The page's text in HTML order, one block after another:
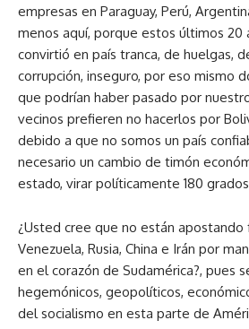
empresas en Paraguay, Perú,
menos aquí, porque estos últimos 20
convirtió en país tranca, de huelgas,
corrupción, inseguro, por eso mismo
que podrían haber pasado por
vecinos prefieren no hacerlos por
debido a que no somos un país
necesario un cambio de timón
estado, virar políticamente 180
¿Usted cree que no están apostando
Venezuela, Rusia, China e Irán por
en el corazón de Sudamérica?, pues
hegemónicos, geopolíticos,
del socialismo en esta parte de